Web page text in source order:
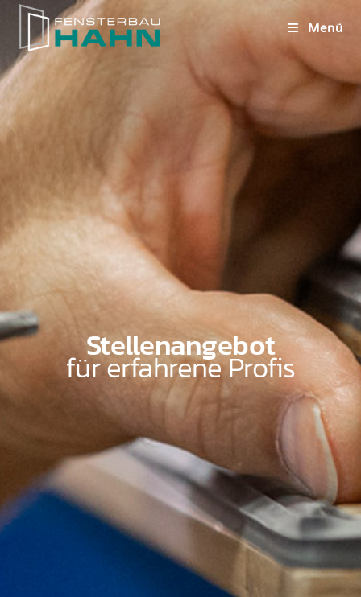
Menü
Stellenangebot
für erfahrene Profis